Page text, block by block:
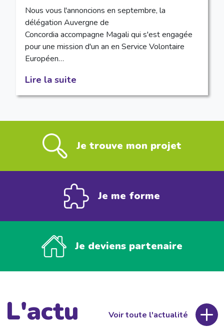
Nous vous l'annoncions en septembre, la
délégation Auvergne de
Concordia accompagne Magali qui s'est engagée
pour une mission d'un an en Service Volontaire
Européen…
Lire la suite
Je trouve mon projet
Je me forme
Je deviens partenaire
L'actu Voir toute l'actualité